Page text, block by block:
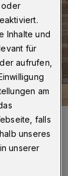
und
oder
Inhalte und
für
aufrufen,
am
falls
unseres
unserer